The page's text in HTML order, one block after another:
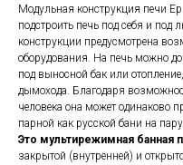
Модульная конструкция печи
подстроить печь под себя и под
конструкции предусмотрена
оборудования. На печь можно
под выносной бак или
дымохода. Благодаря
человека она может одинаково
парной как русской бани на
Это мультирежимная банная
закрытой (внутренней) и